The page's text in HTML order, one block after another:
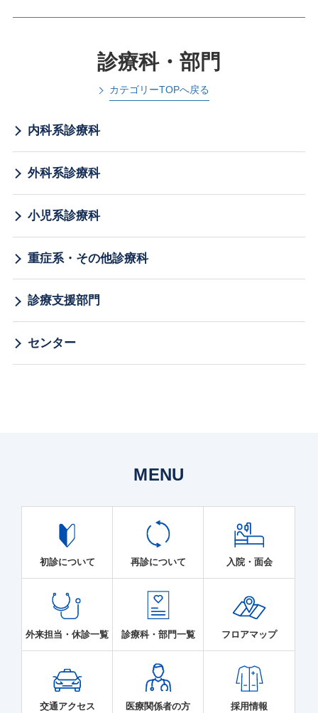
診療科・部門
カテゴリーTOPへ戻る
内科系診療科
外科系診療科
小児系診療科
重症系・その他診療科
診療支援部門
センター
MENU
初診について 再診について 入院・面会
外来担当・休診一覧 診療科・部門一覧 フロアマップ
交通アクセス 医療関係者の方 採用情報